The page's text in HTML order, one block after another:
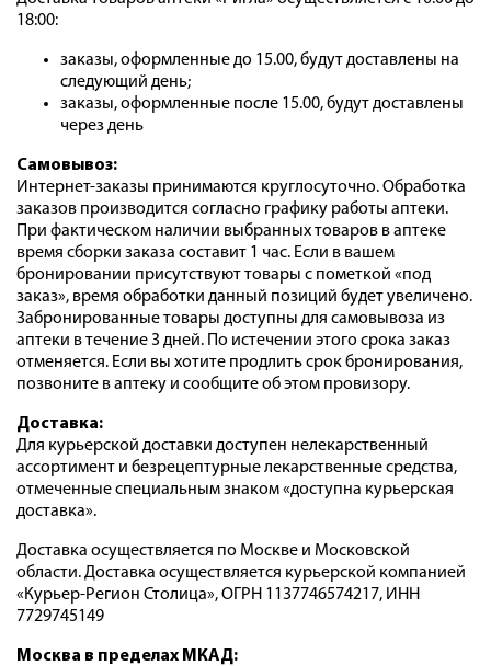
18:00:
заказы, оформленные до 15.00, будут доставлены на
следующий день;
заказы, оформленные после 15.00, будут доставлены
через день
Самовывоз:
Интернет-заказы принимаются круглосуточно. Обработка
заказов производится согласно графику работы аптеки.
При фактическом наличии выбранных товаров в аптеке
время сборки заказа составит 1 час. Если в вашем
бронировании присутствуют товары с пометкой «под
заказ», время обработки данный позиций будет увеличено.
Забронированные товары доступны для самовывоза из
аптеки в течение 3 дней. По истечении этого срока заказ
отменяется. Если вы хотите продлить срок бронирования,
позвоните в аптеку и сообщите об этом провизору.
Доставка:
Для курьерской доставки доступен нелекарственный
ассортимент и безрецептурные лекарственные средства,
отмеченные специальным знаком «доступна курьерская
доставка».
Доставка осуществляется по Москве и Московской
области. Доставка осуществляется курьерской компанией
«Курьер-Регион Столица», ОГРН 1137746574217, ИНН
7729745149
Москва в пределах МКАД: